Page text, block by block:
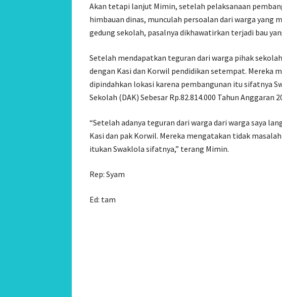
Akan tetapi lanjut Mimin, setelah pelaksanaan
himbauan dinas, munculah persoalan dari warga yang
gedung sekolah, pasalnya dikhawatirkan terjadi bau
Setelah mendapatkan teguran dari warga pihak
dengan Kasi dan Korwil pendidikan setempat. Mereka
dipindahkan lokasi karena pembangunan itu sifatnya
Sekolah (DAK) Sebesar Rp.82.814.000 Tahun Anggaran
“Setelah adanya teguran dari warga dari warga saya
Kasi dan pak Korwil. Mereka mengatakan tidak
itukan Swaklola sifatnya,” terang Mimin.
Rep: Syam
Ed: tam